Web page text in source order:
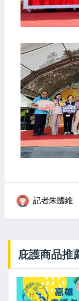
記者朱國維
庇護商品推